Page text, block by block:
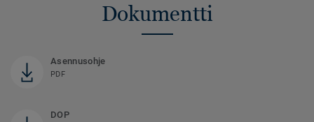
Dokumentti
Asennusohje
PDF
DOP